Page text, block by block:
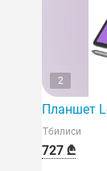
2
Планшет
Тбилиси
727 ₾